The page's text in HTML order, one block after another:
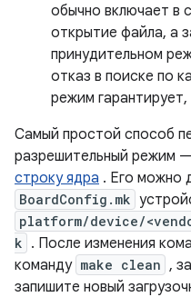
обычно включает в
открытие файла, а
принудительном
отказ в поиске по
режим
Самый простой способ
разрешительный режим
строку ядра . Его можно
BoardConfig.mk
platform/device/
k . После изменения
команду make clean ,
запишите новый